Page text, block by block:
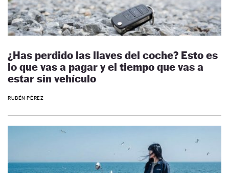
¿Has perdido las llaves del coche? Esto es
lo que vas a pagar y el tiempo que vas a
estar sin vehículo
RUBÉN PÉREZ